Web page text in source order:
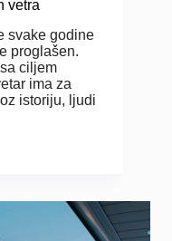
vetra
svake godine
proglašen.
ciljem
ima za
istoriju, ljudi